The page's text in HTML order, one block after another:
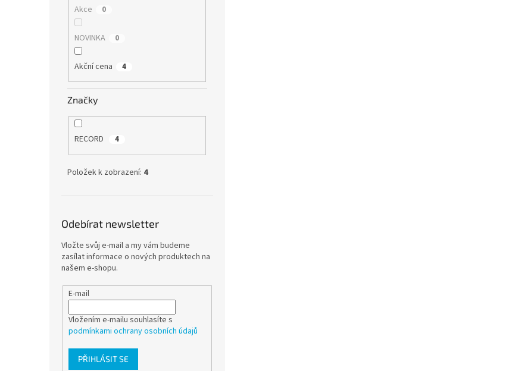
Akce 0
NOVINKA 0
Akční cena 4
Značky
RECORD 4
Položek k zobrazení: 4
Odebírat newsletter
Vložte svůj e-mail a my vám budeme
zasílat informace o nových produktech na
našem e-shopu.
E-mail
Vložením e-mailu souhlasíte s
podmínkami ochrany osobních údajů
PŘIHLÁSIT SE